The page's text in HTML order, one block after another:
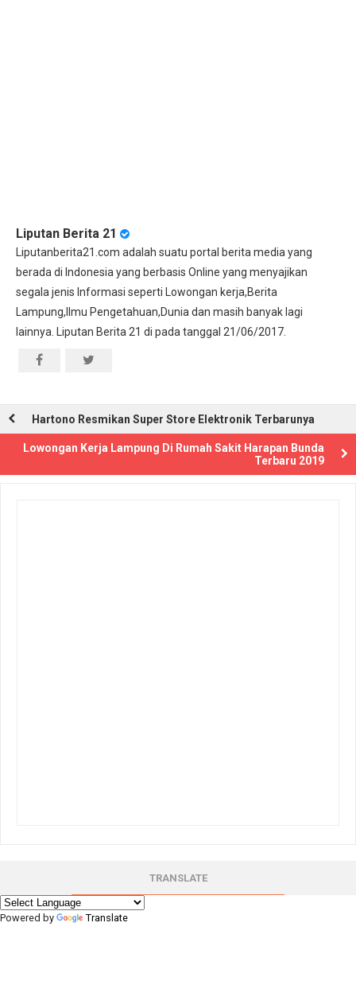
Liputan Berita 21
Liputanberita21.com adalah suatu portal berita media yang
berada di Indonesia yang berbasis Online yang menyajikan
segala jenis Informasi seperti Lowongan kerja,Berita
Lampung,Ilmu Pengetahuan,Dunia dan masih banyak lagi
lainnya. Liputan Berita 21 di pada tanggal 21/06/2017.
Hartono Resmikan Super Store Elektronik Terbarunya
Lowongan Kerja Lampung Di Rumah Sakit Harapan Bunda
Terbaru 2019
TRANSLATE
Powered by Translate